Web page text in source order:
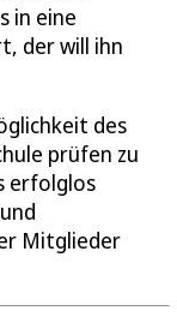
in eine
der will ihn
des
prüfen zu
erfolglos
Mitglieder